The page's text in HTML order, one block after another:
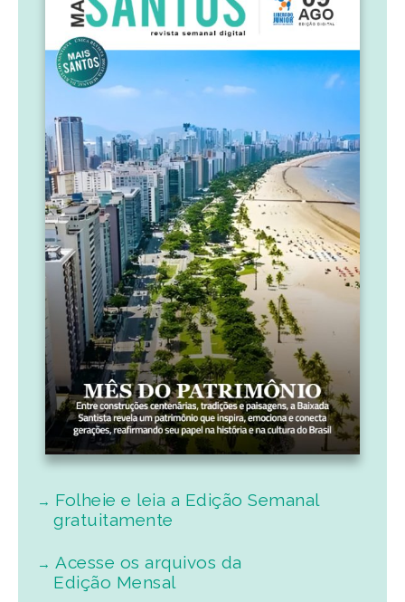
Folheie e leia a Edição Semanal
gratuitamente
Acesse os arquivos da
Edição Mensal